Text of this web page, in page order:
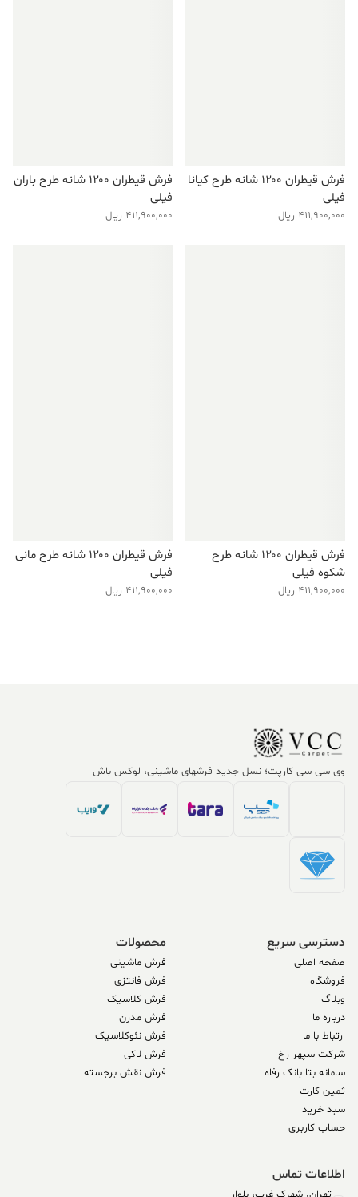
فرش قیطران ۱۲۰۰ شانه طرح کیانا
فیلی
411,900,000 ریال
فرش قیطران ۱۲۰۰ شانه طرح باران
فیلی
411,900,000 ریال
فرش قیطران ۱۲۰۰ شانه طرح
شکوه فیلی
411,900,000 ریال
فرش قیطران ۱۲۰۰ شانه طرح مانی
فیلی
411,900,000 ریال
وی سی سی کارپت؛ نسل جدید فرشهای ماشینی، لوکس باش
دسترسی سریع
صفحه اصلی
فروشگاه
وبلاگ
درباره ما
ارتباط با ما
شرکت سپهر رخ
سامانه بتا بانک رفاه
ثمین کارت
سبد خرید
حساب کاربری
محصولات
فرش ماشینی
فرش فانتزی
فرش کلاسیک
فرش مدرن
فرش نئوکلاسیک
فرش لاکی
فرش نقش برجسته
اطلاعات تماس